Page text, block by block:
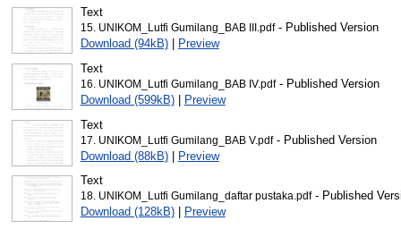
Text
15. UNIKOM_Lutfi Gumilang_BAB III.pdf- Published Version
Download (94kB)|
Preview
Text
16. UNIKOM_Lutfi Gumilang_BAB IV.pdf- Published Version
Download (599kB)|
Preview
Text
17. UNIKOM_Lutfi Gumilang_BAB V.pdf- Published Version
Download (88kB)| Preview
Text
18. UNIKOM_Lutfi Gumilang_daftar pustaka.pdf- Published
Download (128kB)| Preview